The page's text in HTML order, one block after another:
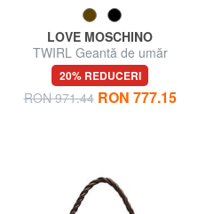
LOVE MOSCHINO
TWIRL Geantă de umăr
20% REDUCERI
RON 971.44 RON 777.15